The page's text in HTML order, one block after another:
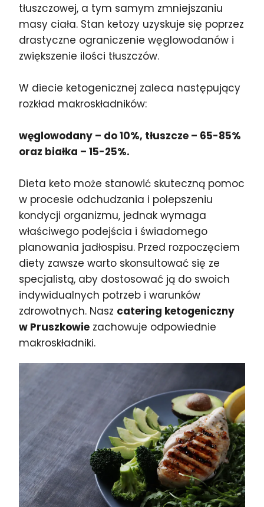
tłuszczowej, a tym samym zmniejszaniu
masy ciała. Stan ketozy uzyskuje się poprzez
drastyczne ograniczenie węglowodanów i
zwiększenie ilości tłuszczów.
W diecie ketogenicznej zaleca następujący
rozkład makroskładników:
węglowodany – do 10%, tłuszcze – 65-85%
oraz białka – 15-25%.
Dieta keto może stanowić skuteczną pomoc
w procesie odchudzania i polepszeniu
kondycji organizmu, jednak wymaga
właściwego podejścia i świadomego
planowania jadłospisu. Przed rozpoczęciem
diety zawsze warto skonsultować się ze
specjalistą, aby dostosować ją do swoich
indywidualnych potrzeb i warunków
zdrowotnych. Nasz catering ketogeniczny
w Pruszkowie zachowuje odpowiednie
makroskładniki.